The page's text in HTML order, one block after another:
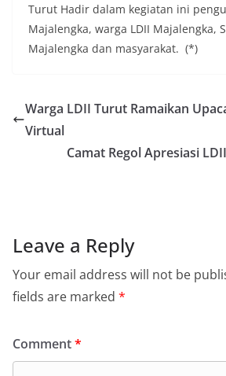
Turut Hadir dalam kegiatan ini
Majalengka, warga LDII Majalengka,
Majalengka dan masyarakat. (*)
Warga LDII Turut Ramaikan
Virtual
Camat Regol Apresiasi
Leave a Reply
Your email address will not be
fields are marked *
Comment*